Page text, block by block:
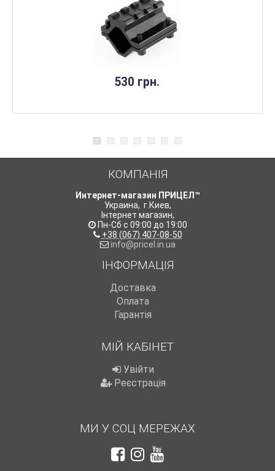
530 грн.
КОМПАНІЯ
Интернет-магазин ПРИЦЕЛ™
Украина, г.Киев,
Інтернет магазин,
Пн-Сб с 09:00 до 19:00
+38 (067) 407-08-50
info@pricel.in.ua
ІНФОРМАЦІЯ
Доставка
Оплата
Гарантія
МІЙ КАБІНЕТ
Увійти
Реєстрація
МИ У СОЦ МЕРЕЖАХ